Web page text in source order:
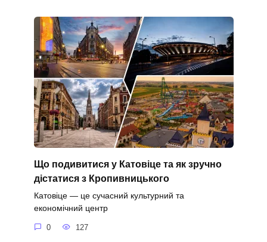
Що подивитися у Катовіце та як зручно
дістатися з Кропивницького
Катовіце — це сучасний культурний та
економічний центр
0 127